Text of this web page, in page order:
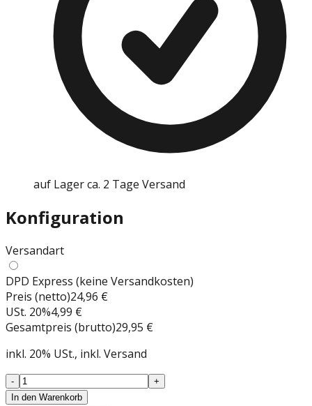
auf Lager ca. 2 Tage Versand
Konfiguration
Versandart
DPD Express (keine Versandkosten)
Preis (netto)24,96 €
USt. 20%4,99 €
Gesamtpreis (brutto)29,95 €
inkl. 20% USt., inkl. Versand
-
+
In den Warenkorb